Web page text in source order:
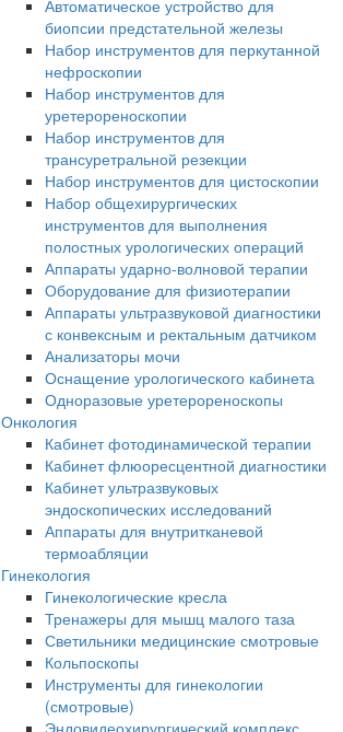
Автоматическое устройство для
биопсии предстательной железы
Набор инструментов для перкутанной
нефроскопии
Набор инструментов для
уретерореноскопии
Набор инструментов для
трансуретральной резекции
Набор инструментов для цистоскопии
Набор общехирургических
инструментов для выполнения
полостных урологических операций
Аппараты ударно-волновой терапии
Оборудование для физиотерапии
Аппараты ультразвуковой диагностики
с конвексным и ректальным датчиком
Анализаторы мочи
Оснащение урологического кабинета
Одноразовые уретерореноскопы
Онкология
Кабинет фотодинамической терапии
Кабинет флюоресцентной диагностики
Кабинет ультразвуковых
эндоскопических исследований
Аппараты для внутритканевой
термоабляции
Гинекология
Гинекологические кресла
Тренажеры для мышц малого таза
Светильники медицинские смотровые
Кольпоскопы
Инструменты для гинекологии
(смотровые)